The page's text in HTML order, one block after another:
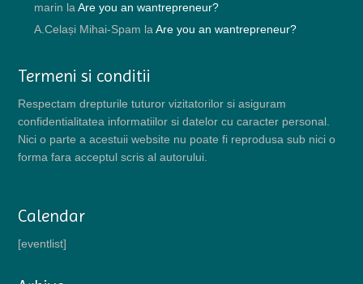
marin laAre you an wantrepreneur?
A.Celași Mihai-Spam laAre you an wantrepreneur?
Termeni si conditii
Respectam drepturile tuturor vizitatorilor si asiguram
confidentialitatea informatiilor si datelor cu caracter personal.
Nici o parte a acestuii website nu poate fi reprodusa sub nici o
forma fara acceptul scris al autorului.
Calendar
[eventlist]